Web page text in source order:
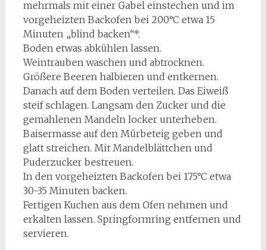
mehrmals mit einer Gabel einstechen und im
vorgeheizten Backofen bei 200°C etwa 15
Minuten „blind backen“*.
Boden etwas abkühlen lassen.
Weintrauben waschen und abtrocknen.
Größere Beeren halbieren und entkernen.
Danach auf dem Boden verteilen. Das Eiweiß
steif schlagen. Langsam den Zucker und die
gemahlenen Mandeln locker unterheben.
Baisermasse auf den Mürbeteig geben und
glatt streichen. Mit Mandelblättchen und
Puderzucker bestreuen.
In den vorgeheizten Backofen bei 175°C etwa
30-35 Minuten backen.
Fertigen Kuchen aus dem Ofen nehmen und
erkalten lassen. Springformring entfernen und
servieren.